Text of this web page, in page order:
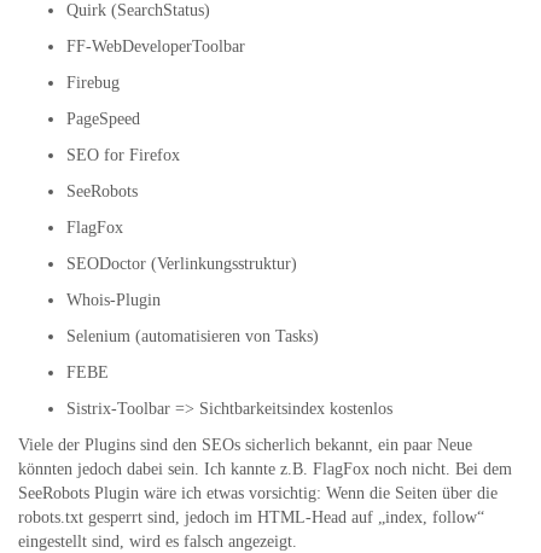
Quirk (SearchStatus)
FF-WebDeveloperToolbar
Firebug
PageSpeed
SEO for Firefox
SeeRobots
FlagFox
SEODoctor (Verlinkungsstruktur)
Whois-Plugin
Selenium (automatisieren von Tasks)
FEBE
Sistrix-Toolbar => Sichtbarkeitsindex kostenlos
Viele der Plugins sind den SEOs sicherlich bekannt, ein paar Neue
könnten jedoch dabei sein. Ich kannte z.B. FlagFox noch nicht. Bei dem
SeeRobots Plugin wäre ich etwas vorsichtig: Wenn die Seiten über die
robots.txt gesperrt sind, jedoch im HTML-Head auf „index, follow“
eingestellt sind, wird es falsch angezeigt.